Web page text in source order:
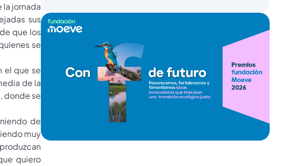
la jornada
sus
que los
se
el que se
de la
donde se
de
muy
quiero